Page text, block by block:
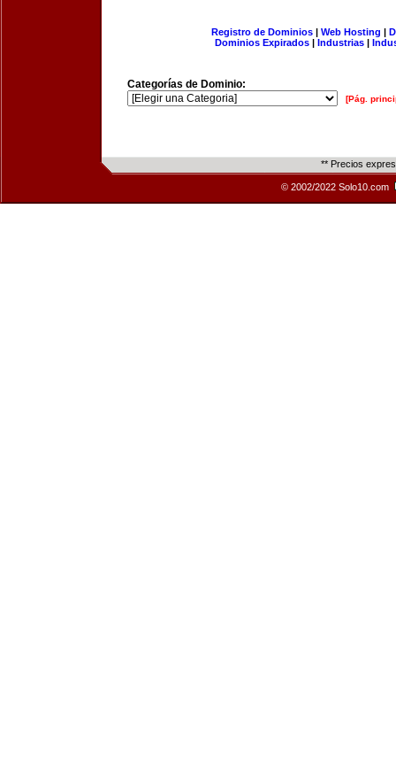
Registro de Dominios| Web Hosting |
Dominios Expirados | Industrias |
Categorías de Dominio:
[Pág.
** Precios
© 2002/2022 Solo10.com